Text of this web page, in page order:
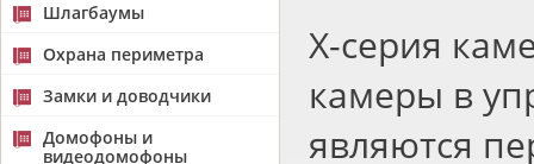
Шлагбаумы
Охрана периметра
Замки и доводчики
Домофоны и
видеодомофоны
X-серия
камеры в
являются